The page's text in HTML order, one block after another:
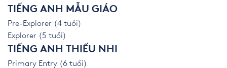
TIẾNG ANH MẪU GIÁO
Pre-Explorer (4 tuổi)
Explorer (5 tuổi)
TIẾNG ANH THIẾU NHI
Primary Entry (6 tuổi)